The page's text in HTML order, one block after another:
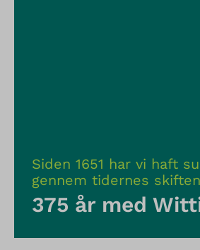
Siden 1651 har vi haft
gennem tidernes
375 år med